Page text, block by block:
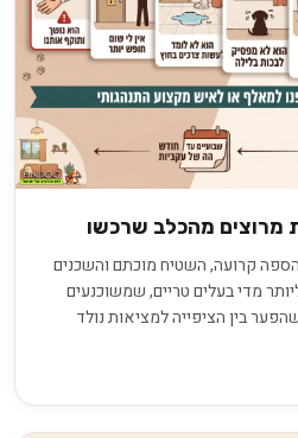
מרוצים מהכלב שרכשו
קרועה, השטיח מוכתם והשכנים
מדי בעלים טריים, שמשוכנעים
בין הציפייה למציאות נולד
תוצאה של החלטות נכונות